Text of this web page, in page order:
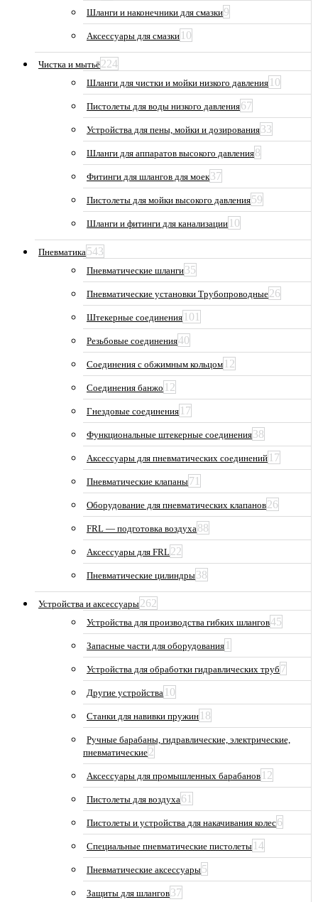
Шланги и наконечники для смазки9
Аксессуары для смазки 10
Чистка и мытьё224
Шланги для чистки и мойки низкого давления 10
Пистолеты для воды низкого давления67
Устройства для пены, мойки и дозирования33
Шланги для аппаратов высокого давления8
Фитинги для шлангов для моек37
Пистолеты для мойки высокого давления59
Шланги и фитинги для канализации 10
Пневматика 543
Пневматические шланги35
Пневматические установки Трубопроводные26
Штекерные соединения 101
Резьбовые соединения40
Соединения с обжимным кольцом 12
Соединения банжо 12
Гнездовые соединения 17
Функциональные штекерные соединения38
Аксессуары для пневматических соединений 17
Пневматические клапаны71
Оборудование для пневматических клапанов26
FRL — подготовка воздуха 88
Аксессуары для FRL22
Пневматические цилиндры38
Устройства и аксессуары262
Устройства для производства гибких шлангов45
Запасные части для оборудования 1
Устройства для обработки гидравлических труб 7
Другие устройства 10
Станки для навивки пружин 18
Ручные барабаны, гидравлические, электрические,
пневматические2
Аксессуары для промышленных барабанов 12
Пистолеты для воздуха 61
Пистолеты и устройства для накачивания колес6
Специальные пневматические пистолеты 14
Пневматические аксессуары5
Защиты для шлангов37